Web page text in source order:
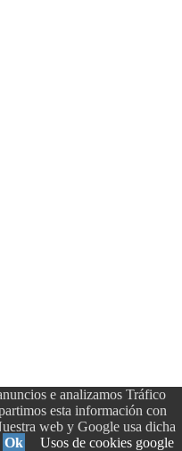
e analizamos Tráfico
esta información con
web y Google usa dicha
Ok Usos de cookies google